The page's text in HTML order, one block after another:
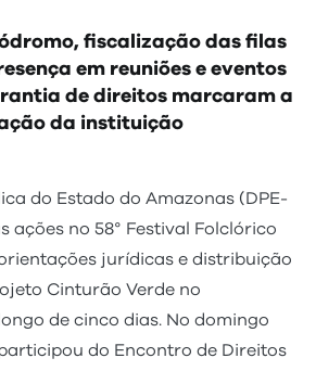
fiscalização das filas
em reuniões e eventos
de direitos marcaram a
da instituição
do Estado do Amazonas (DPE-
ações no 58° Festival Folclórico
jurídicas e distribuição
Cinturão Verde no
de cinco dias. No domingo
do Encontro de Direitos